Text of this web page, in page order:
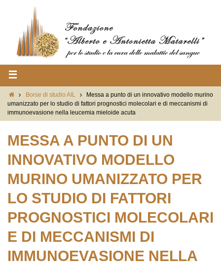
Borse di studio AIL
Messa a punto di un innovativo modello murino
umanizzato per lo studio di fattori prognostici molecolari e di meccanismi di
immunoevasione nella leucemia mieloide acuta
MESSA A PUNTO DI UN
INNOVATIVO MODELLO
MURINO UMANIZZATO PER
LO STUDIO DI FATTORI
PROGNOSTICI MOLECOLARI
E DI MECCANISMI DI
IMMUNOEVASIONE NELLA